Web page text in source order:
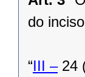
do
“III –24